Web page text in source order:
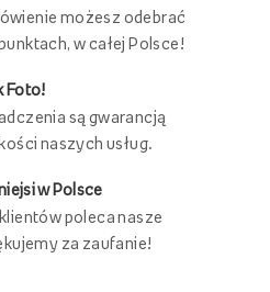
możesz odebrać
w całej Polsce!
Foto!
są gwarancją
naszych usług.
w Polsce
poleca nasze
za zaufanie!